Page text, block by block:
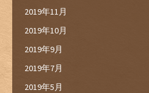
2019年11月
2019年10月
2019年9月
2019年7月
2019年5月